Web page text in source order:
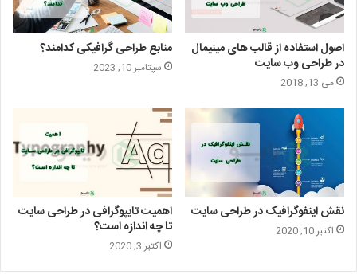
اصول استفاده از قالب ‌های مینیمال
در طراحی وب سایت
می 13, 2018
منابع طراحی گرافیکی کدامند؟
سپتامبر 10, 2023
نقش اینفوگرافیک در طراحی سایت
اکتبر 10, 2020
اهمیت تایپوگرافی در طراحی سایت
تا چه اندازه است؟
اکتبر 3, 2020